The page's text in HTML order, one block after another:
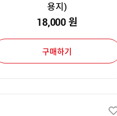
용지)
18,000원
구매하기